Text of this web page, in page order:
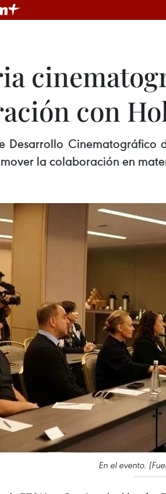
con
Desarrollo Cinematográfico
la colaboración en
En el evento.